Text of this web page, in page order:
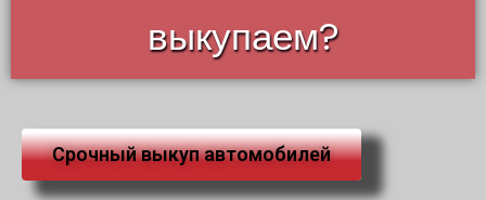
выкупаем?
Срочный выкуп автомобилей